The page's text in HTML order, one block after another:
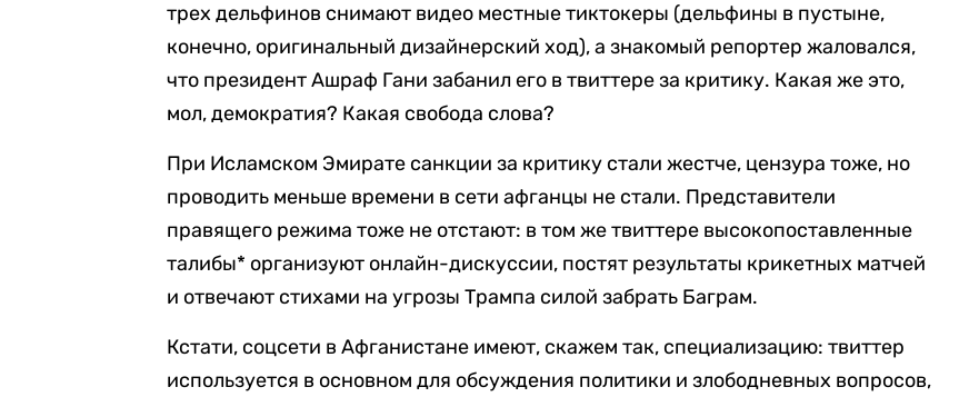
трех дельфинов снимают видео местные тиктокеры (дельфины в пустыне,
конечно, оригинальный дизайнерский ход), а знакомый репортер жаловался,
что президент Ашраф Гани забанил его в твиттере за критику. Какая же это,
мол, демократия? Какая свобода слова?
При Исламском Эмирате санкции за критику стали жестче, цензура тоже, но
проводить меньше времени в сети афганцы не стали. Представители
правящего режима тоже не отстают: в том же твиттере высокопоставленные
талибы* организуют онлайн-дискуссии, постят результаты крикетных матчей
и отвечают стихами на угрозы Трампа силой забрать Баграм.
Кстати, соцсети в Афганистане имеют, скажем так, специализацию: твиттер
используется в основном для обсуждения политики и злободневных вопросов,